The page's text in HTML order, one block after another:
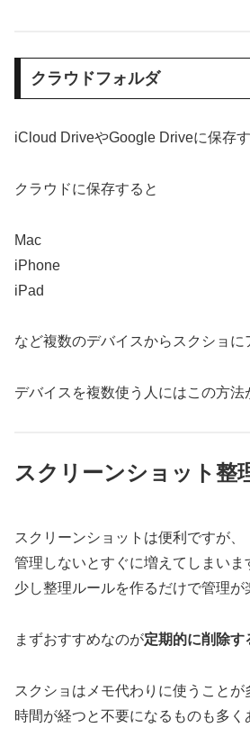
クラウドフォルダ
iCloud DriveやGoogle Driveに保存
クラウドに保存すると
Mac
iPhone
iPad
など複数のデバイスからスクショに
デバイスを複数使う人にはこの方法
スクリーンショット整
スクリーンショットは便利ですが、
管理しないとすぐに増えてしまいま
少し整理ルールを作るだけで管理が
まずおすすめなのが定期的に削除す
スクショはメモ代わりに使うことが
時間が経つと不要になるものも多く